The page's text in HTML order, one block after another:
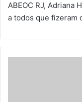
ABEOC RJ, Adriana
a todos que fizeram